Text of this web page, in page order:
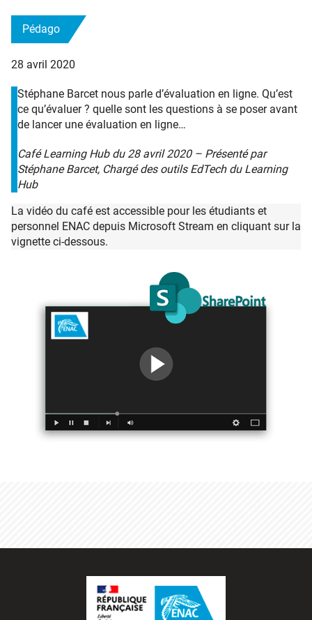
Pédago
28 avril 2020
Stéphane Barcet nous parle d’évaluation en ligne. Qu’est
ce qu’évaluer ? quelle sont les questions à se poser avant
de lancer une évaluation en ligne…
Café Learning Hub du 28 avril 2020 – Présenté par
Stéphane Barcet, Chargé des outils EdTech du Learning
Hub
La vidéo du café est accessible pour les étudiants et
personnel ENAC depuis Microsoft Stream en cliquant sur la
vignette ci-dessous.